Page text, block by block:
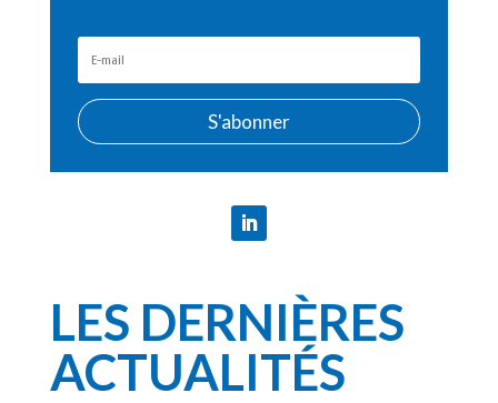
S'abonner
LES DERNIÈRES
ACTUALITÉS